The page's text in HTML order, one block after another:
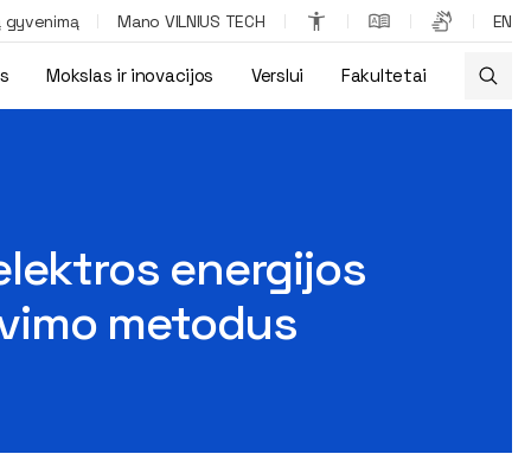
gyvenimą Mano VILNIUS TECH EN
Mokslas ir inovacijos Verslui Fakultetai
mechanizmo ir jos prognozavimo metodus
energijos
metodus